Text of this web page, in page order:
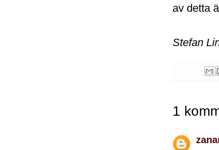
av detta
Stefan
1